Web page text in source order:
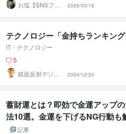
お塩【SNSフォ
ロワー5万人超】
2026/03/16
テクノロジー「金持ちランキング
IT・テクノロジー
5
鏡面反射デジタ
ルアート製作所
（鈴木穣）
2024/12/20
蓄財運とは？即効で金運アップ
法10選。金運を下げるNG行動も
記事